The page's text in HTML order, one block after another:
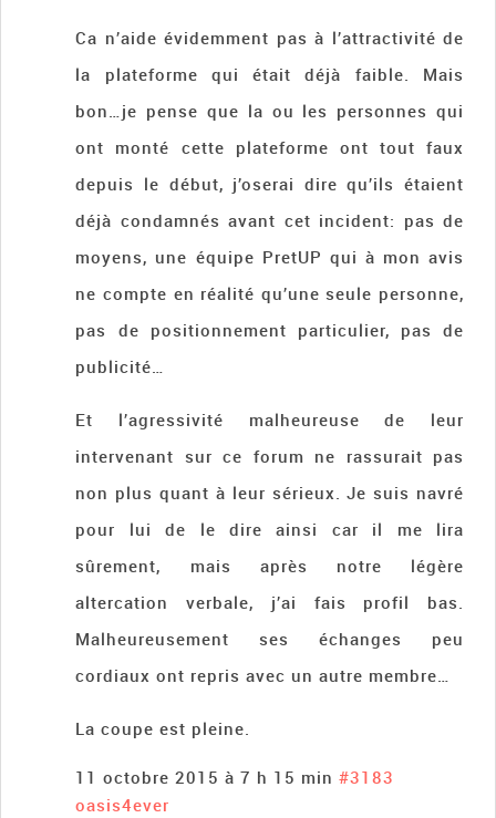
Ca n’aide évidemment pas à l’attractivité de
la plateforme qui était déjà faible. Mais
bon…je pense que la ou les personnes qui
ont monté cette plateforme ont tout faux
depuis le début, j’oserai dire qu’ils étaient
déjà condamnés avant cet incident: pas de
moyens, une équipe PretUP qui à mon avis
ne compte en réalité qu’une seule personne,
pas de positionnement particulier, pas de
publicité…
Et l’agressivité malheureuse de leur
intervenant sur ce forum ne rassurait pas
non plus quant à leur sérieux. Je suis navré
pour lui de le dire ainsi car il me lira
sûrement, mais après notre légère
altercation verbale, j’ai fais profil bas.
Malheureusement ses échanges peu
cordiaux ont repris avec un autre membre…
La coupe est pleine.
11 octobre 2015 à 7 h 15 min #3183
oasis4ever